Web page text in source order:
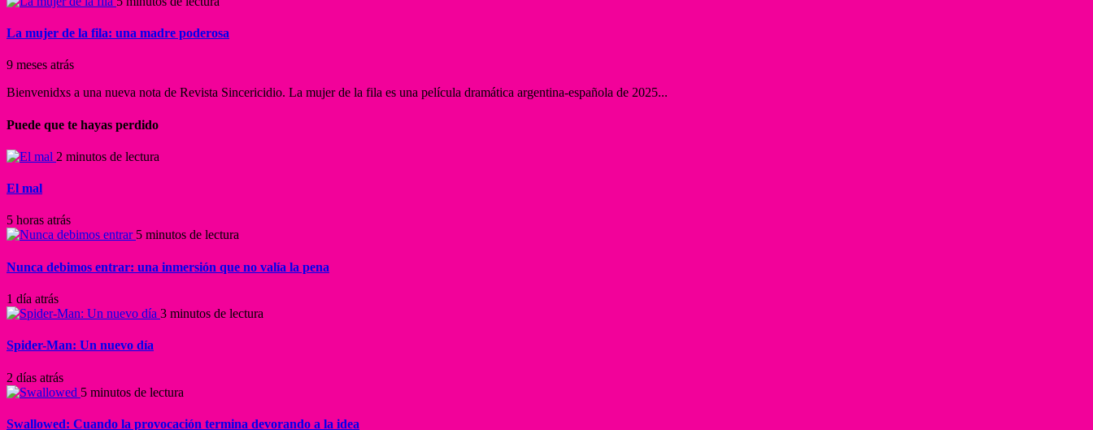
La mujer de la fila: una madre poderosa
9 meses atrás
Bienvenidxs a una nueva nota de Revista Sincericidio. La mujer de la fila es una película dramática argentina-española de 2025...
Puede que te hayas perdido
2 minutos de lectura
El mal
5 horas atrás
5 minutos de lectura
Nunca debimos entrar: una inmersión que no valía la pena
1 día atrás
3 minutos de lectura
Spider-Man: Un nuevo día
2 días atrás
5 minutos de lectura
Swallowed: Cuando la provocación termina devorando a la idea